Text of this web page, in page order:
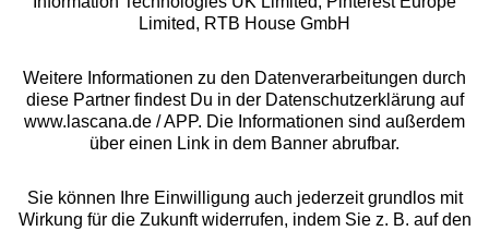
Alle Preise inkl. MwSt., zzgl.
Versandkosten
** Bonität vorausgesetzt, berechtigt zur Bonitätsprüfung
Limited, RTB House GmbH
Weitere Informationen zu den Datenverarbeitungen durch
diese Partner findest Du in der Datenschutzerklärung auf
www.lascana.de / APP. Die Informationen sind außerdem
über einen Link in dem Banner abrufbar.
Sie können Ihre Einwilligung auch jederzeit grundlos mit
Wirkung für die Zukunft widerrufen, indem Sie z. B. auf den